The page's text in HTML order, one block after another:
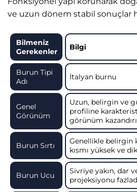
ve uzun dönem stabil sonuçlar
Bilmeniz
Gerekenler
Bilgi
Burun Tipi
Adı
İtalyan burnu
Genel
Görünüm
Uzun, belirgin ve
profiline
görünüm
Burun Sırtı
Genellikle belirgin
kısmı yüksek ve
Burun Ucu
Sivriye yakın, dar
projeksiyonu